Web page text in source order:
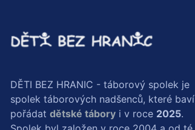
DĚTI BEZ HRANIC - táborový spolek je
spolek táborových nadšenců, které baví
pořádat dětské tábory i v roce 2025.